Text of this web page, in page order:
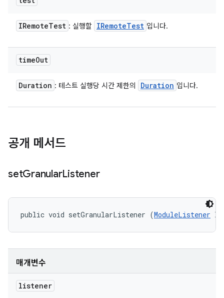
IRemoteTest : 실행할 IRemoteTest 입니다.
timeOut
Duration : 테스트 실행당 시간 제한의 Duration 입니다.
공개 메서드
setGranularListener
public void setGranularListener (ModuleListener
매개변수
listener